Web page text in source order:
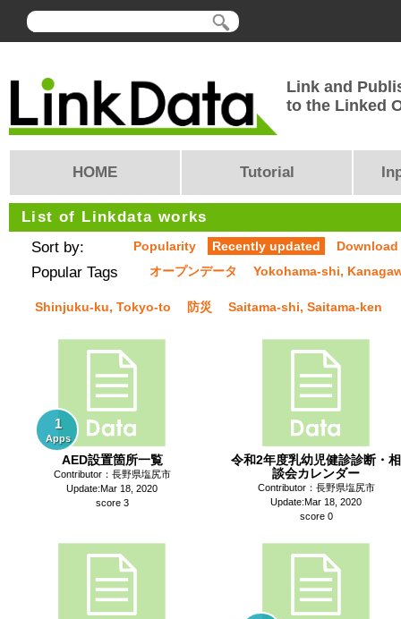
Link and
to the Linked
HOME Tutorial
List of Linkdata works
Sort by:
Popularity Recently updated
Popular Tags オープンデータ Yokohama-shi,
Shinjuku-ku, Tokyo-to 防災 Saitama-shi, Saitama-ken
1
Apps
AED設置箇所一覧
Contributor：長野県塩尻市
Update:Mar 18, 2020
score 3
令和2年度乳幼児健診診断・相
談会カレンダー
Contributor：長野県塩尻市
Update:Mar 18, 2020
score 0